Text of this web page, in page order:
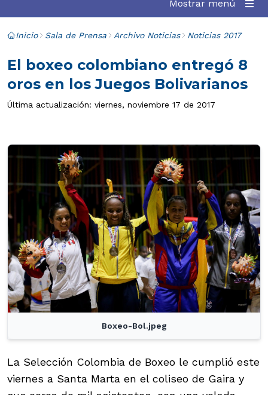
Mostrar menú
Inicio Sala de Prensa Archivo Noticias Noticias 2017
El boxeo colombiano entregó 8
oros en los Juegos Bolivarianos
Última actualización: viernes, noviembre 17 de 2017
Boxeo-Bol.jpeg
La Selección Colombia de Boxeo le cumplió este
viernes a Santa Marta en el coliseo de Gaira y